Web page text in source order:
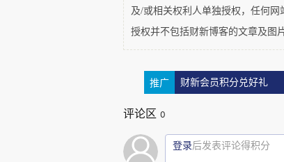
15%，关闭奶茶店、理发
则从平均每日25起降至
个位数。于是，到了
及/或相关权利人单独授权，任何
授权并不包括财新博客的文章及图
推广 财新会员积分兑好礼
评论区 0
登录后发表评论得积分